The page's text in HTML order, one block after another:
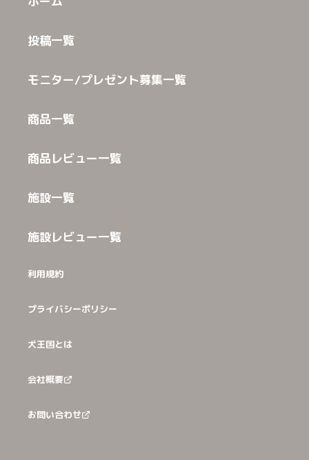
投稿一覧
モニター/プレゼント募集一覧
商品一覧
商品レビュー一覧
施設一覧
施設レビュー一覧
利用規約
プライバシーポリシー
犬王国とは
会社概要
お問い合わせ